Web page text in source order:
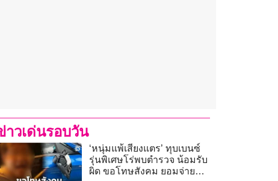
าวเด่นรอบวัน
‘หนุ่มแพ้เสียงแตร’ ทุบเบนซ์
รุ่นพิเศษโร่พบตำรวจ น้อมรับ
ผิด ขอโทษสังคม ยอมจ่ายค่า